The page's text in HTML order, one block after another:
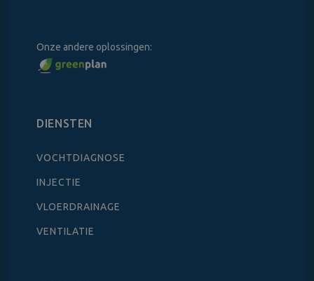
Onze andere oplossingen:
DIENSTEN
VOCHTDIAGNOSE
INJECTIE
VLOERDRAINAGE
VENTILATIE